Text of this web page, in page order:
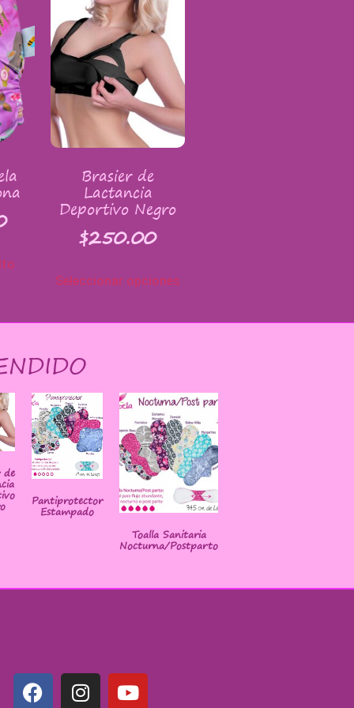
Brasier de
Lactancia
Deportivo Negro
$250.00
Seleccionar opciones
de
Pantiprotector
Estampado
Toalla Sanitaria
Nocturna/Postparto